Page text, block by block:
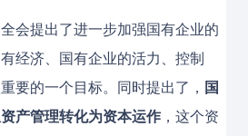
会提出了进一步加强国有企业的
经济、国有企业的活力、控制
要的一个目标。同时提出了， 国
产管理转化为资本运作 ，这个资